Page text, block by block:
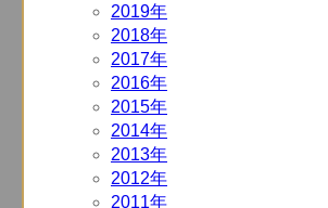
2019年
2018年
2017年
2016年
2015年
2014年
2013年
2012年
2011年